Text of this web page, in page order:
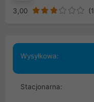
3,00 (1
Wysyłkowa:
Stacjonarna: